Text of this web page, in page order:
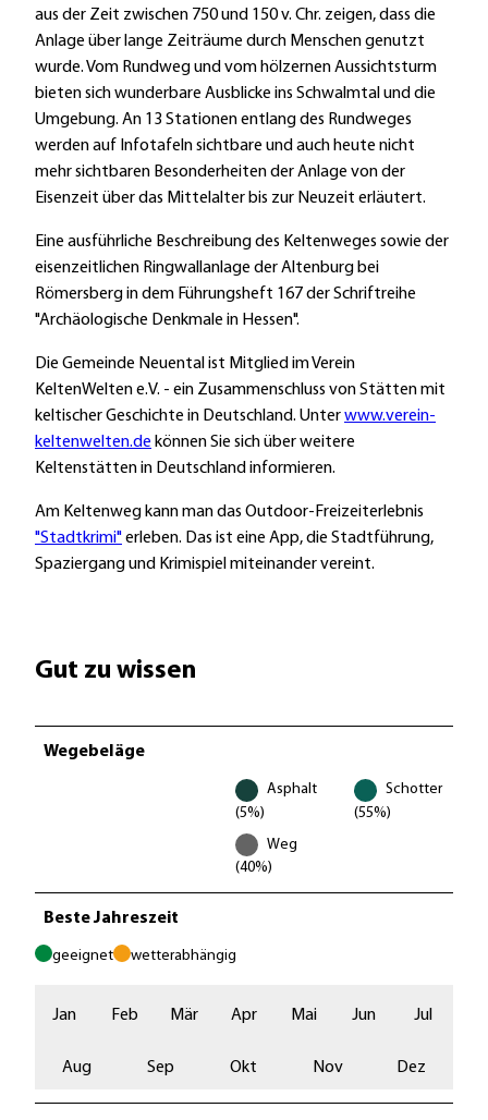
aus der Zeit zwischen 750 und 150 v. Chr. zeigen, dass die
Anlage über lange Zeiträume durch Menschen genutzt
wurde. Vom Rundweg und vom hölzernen Aussichtsturm
bieten sich wunderbare Ausblicke ins Schwalmtal und die
Umgebung. An 13 Stationen entlang des Rundweges
werden auf Infotafeln sichtbare und auch heute nicht
mehr sichtbaren Besonderheiten der Anlage von der
Eisenzeit über das Mittelalter bis zur Neuzeit erläutert.
Eine ausführliche Beschreibung des Keltenweges sowie der
eisenzeitlichen Ringwallanlage der Altenburg bei
Römersberg in dem Führungsheft 167 der Schriftreihe
"Archäologische Denkmale in Hessen".
Die Gemeinde Neuental ist Mitglied im Verein
KeltenWelten e.V. - ein Zusammenschluss von Stätten mit
keltischer Geschichte in Deutschland. Unterwww.verein-
keltenwelten.de können Sie sich über weitere
Keltenstätten in Deutschland informieren.
Am Keltenweg kann man das Outdoor-Freizeiterlebnis
"Stadtkrimi"erleben. Das ist eine App, die Stadtführung,
Spaziergang und Krimispiel miteinander vereint.
Gut zu wissen
Wegebeläge
Asphalt
(5%)
Schotter
(55%)
Weg
(40%)
Beste Jahreszeit
geeignet wetterabhängig
Jan Feb Mär Apr Mai Jun Jul
Aug Sep Okt Nov Dez